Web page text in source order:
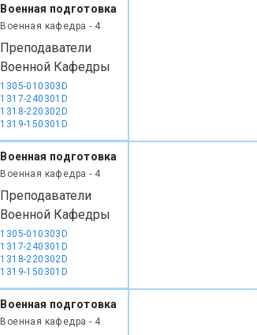
Военная подготовка
Военная кафедра - 4
Преподаватели
Военной Кафедры
1305-010303D
1317-240301D
1318-220302D
1319-150301D
Военная подготовка
Военная кафедра - 4
Преподаватели
Военной Кафедры
1305-010303D
1317-240301D
1318-220302D
1319-150301D
Военная подготовка
Военная кафедра - 4